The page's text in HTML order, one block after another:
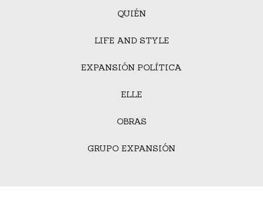
QUIÉN
LIFE AND STYLE
EXPANSIÓN POLÍTICA
ELLE
OBRAS
GRUPO EXPANSIÓN